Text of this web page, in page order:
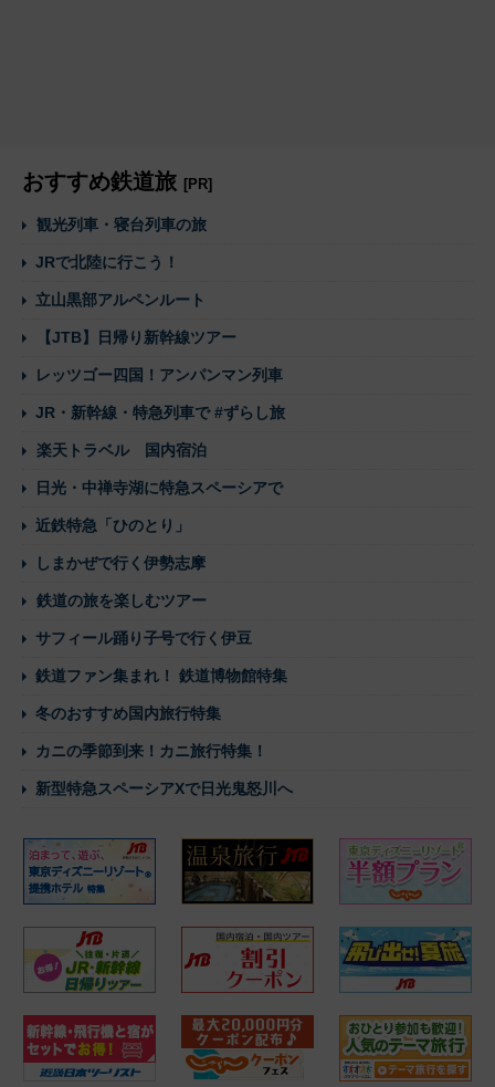
おすすめ鉄道旅 [PR]
観光列車・寝台列車の旅
JRで北陸に行こう！
立山黒部アルペンルート
【JTB】日帰り新幹線ツアー
レッツゴー四国！アンパンマン列車
JR・新幹線・特急列車で #ずらし旅
楽天トラベル 国内宿泊
日光・中禅寺湖に特急スペーシアで
近鉄特急「ひのとり」
しまかぜで行く伊勢志摩
鉄道の旅を楽しむツアー
サフィール踊り子号で行く伊豆
鉄道ファン集まれ！ 鉄道博物館特集
冬のおすすめ国内旅行特集
カニの季節到来！カニ旅行特集！
新型特急スペーシアXで日光鬼怒川へ